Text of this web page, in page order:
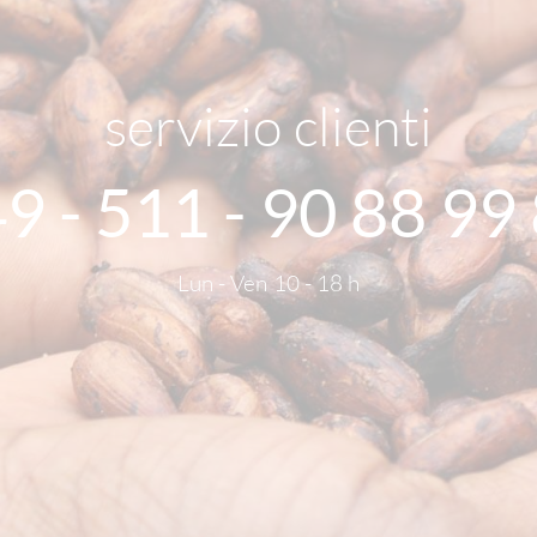
servizio clienti
- 511 - 90 88 99
Lun - Ven 10 - 18 h